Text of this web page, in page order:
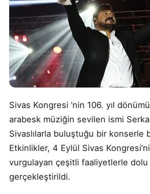
Sivas Kongresi ’nin 106. yıl
arabesk müziğin sevilen ismi
Sivaslılarla buluştuğu bir konserle
Etkinlikler, 4 Eylül Sivas
vurgulayan çeşitli faaliyetlerle
gerçekleştirildi.